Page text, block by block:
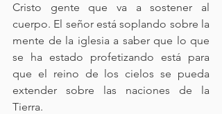
Cristo gente que va a sostener al
cuerpo. El señor está soplando sobre la
mente de la iglesia a saber que lo que
se ha estado profetizando está para
que el reino de los cielos se pueda
extender sobre las naciones de la
Tierra.